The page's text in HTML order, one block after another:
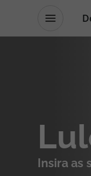
Voos
Insira as